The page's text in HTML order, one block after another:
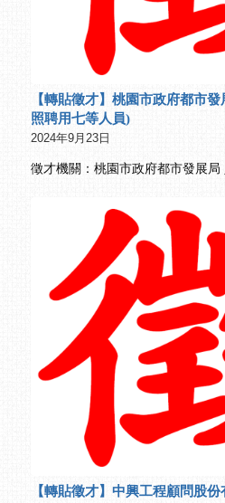
【轉貼徵才】桃園市政府都市
照聘用七等人員)
2024年9月23日
徵才機關：桃園市政府都市發展局
【轉貼徵才】中興工程顧問股份